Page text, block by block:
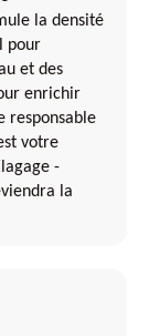
la densité
pour
et des
enrichir
responsable
votre
-
la